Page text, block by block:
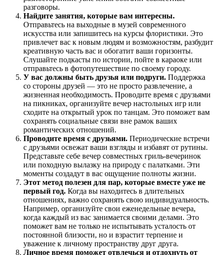
разговоры.
Найдите занятия, которые вам интересны.
Отправьтесь на выходные в музей современного
искусства или запишитесь на курсы флористики. Это
привлечет вас к новым людям и возможностям, разбудит
креативную часть вас и обогатит ваши горизонты.
Слушайте подкасты по истории, пойте в караоке или
отправьтесь в фотопутешествие по своему городу.
У вас должны быть друзья или подруги. Поддержка
со стороны друзей — это не просто развлечение, а
жизненная необходимость. Проводите время с друзьями
на пикниках, организуйте вечер настольных игр или
сходите на открытый урок по танцам. Это поможет вам
сохранять социальные связи вне рамок ваших
романтических отношений.
Проводите время с друзьями. Периодические встречи
с друзьями освежат ваши взгляды и избавят от рутины.
Представьте себе вечер совместных гриль-вечеринок
или походную вылазку на природу с палатками. Эти
моменты создадут в вас ощущение полноты жизни.
Этот метод полезен для пар, которые вместе уже не
первый год. Когда вы находитесь в длительных
отношениях, важно сохранять свою индивидуальность.
Например, организуйте свои еженедельные вечера,
когда каждый из вас занимается своими делами. Это
поможет вам не только не испытывать усталость от
постоянной близости, но и взрастит терпение и
уважение к личному пространству друг друга.
Личное время поможет отвлечься и отдохнуть от